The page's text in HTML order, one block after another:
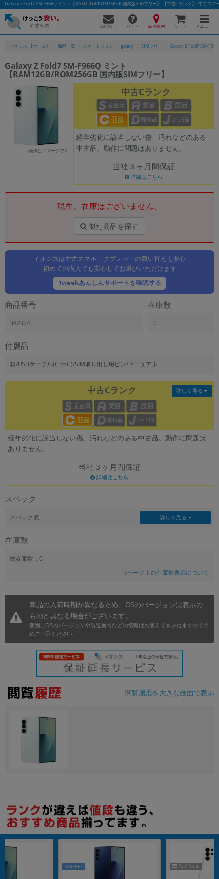
Galaxy Z Fold7 SM-F966Q ミント【RAM12GB/ROM256GB 国内版SIMフリー】 【中古Cランク】|中古スマ
お問合せ ガイド 店舗案内 カート メニュー
イオシス 【ホーム】 商品一覧 スマートフォン galaxy SIMフリー Galaxy Z Fold7 SM-
Galaxy Z Fold7 SM-F966Q ミント
【RAM12GB/ROM256GB 国内版SIMフリー】
※画像はイメージです
中古Cランク
経年劣化に該当しない傷、汚れなどのある
中古品。動作に問題はありません。
当社３ヶ月間保証
詳細はこちら
現在、在庫はございません。
似た商品を探す
イオシスは中古スマホ・タブレットの買い替えも安心
初めての購入でも安心してお選びいただけます
1weekあんしんサポートを確認する
商品番号
382324
在庫数
0
付属品
箱/USBケーブル(C to C)/SIM取り出し用ピン/マニュアル
中古Cランク
経年劣化に該当しない傷、汚れなどのある中古品。動作に問題は
ありません。
詳しく見る
当社３ヶ月間保証
詳細はこちら
スペック
スペック表 詳しく見る
在庫数
総在庫数：0
※ページ上の在庫数表示について
商品の入荷時期が異なるため、OSのバージョンは表示の
ものと異なる場合がございます。
個別にOSのバージョンや製造番号などの情報はお答えできかねますので予
めご了承ください。
閲覧履歴を大きな画面で表示
SIMFREE
かんたんパソコン検索に切り替える
フリーワード
人気の検索ワード： Let's note EliteBookMacBook
「スマートフォン」「タブレット」など
製造、販売メーカーの絞り込み
「Apple」「SONY」「SHARP」など
商品の搭載機能による絞り込み
ドライブ
ドライブの絞り込み
ランク
商品状態の絞り込み
メモリ
モニタサイズ
価格
円
発売日
月 から
年 月 まで
各項目のチェックボックスは「or検索」となります。